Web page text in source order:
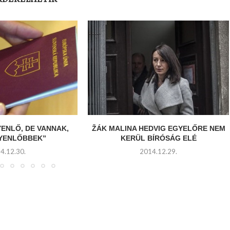
DE VANNAK,
ŽÁK MALINA HEDVIG EGYELŐRE NEM
KERÜL BÍRÓSÁG ELÉ
2014.12.29.